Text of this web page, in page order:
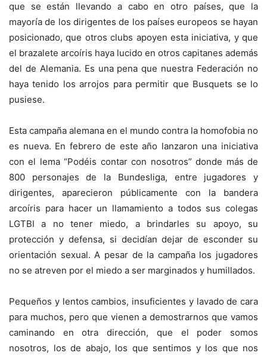
que se están llevando a cabo en otro países, que la
mayoría de los dirigentes de los países europeos se hayan
posicionado, que otros clubs apoyen esta iniciativa, y que
el brazalete arcoíris haya lucido en otros capitanes además
del de Alemania. Es una pena que nuestra Federación no
haya tenido los arrojos para permitir que Busquets se lo
pusiese.
Esta campaña alemana en el mundo contra la homofobia no
es nueva. En febrero de este año lanzaron una iniciativa
con el lema “Podéis contar con nosotros” donde más de
800 personajes de la Bundesliga, entre jugadores y
dirigentes, aparecieron públicamente con la bandera
arcoíris para hacer un llamamiento a todos sus colegas
LGTBI a no tener miedo, a brindarles su apoyo, su
protección y defensa, si decidían dejar de esconder su
orientación sexual. A pesar de la campaña los jugadores
no se atreven por el miedo a ser marginados y humillados.
Pequeños y lentos cambios, insuficientes y lavado de cara
para muchos, pero que vienen a demostrarnos que vamos
caminando en otra dirección, que el poder somos
nosotros, los de abajo, los que sentimos y los que nos